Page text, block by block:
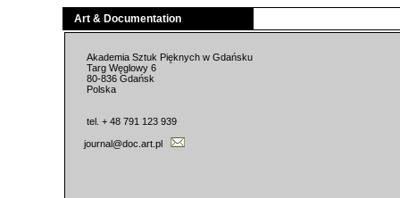
Art & Documentation
Akademia Sztuk Pięknych w Gdańsku
Targ Węglowy 6
80-836 Gdańsk
Polska
tel. + 48 791 123 939
journal@doc.art.pl